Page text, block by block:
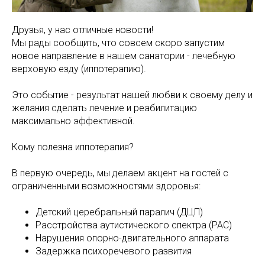
Друзья, у нас отличные новости!
Мы рады сообщить, что совсем скоро запустим
новое направление в нашем санатории - лечебную
верховую езду (иппотерапию).
Это событие - результат нашей любви к своему делу и
желания сделать лечение и реабилитацию
максимально эффективной.
Кому полезна иппотерапия?
В первую очередь, мы делаем акцент на гостей с
ограниченными возможностями здоровья:
Детский церебральный паралич (ДЦП)
Расстройства аутистического спектра (РАС)
Нарушения опорно-двигательного аппарата
Задержка психоречевого развития